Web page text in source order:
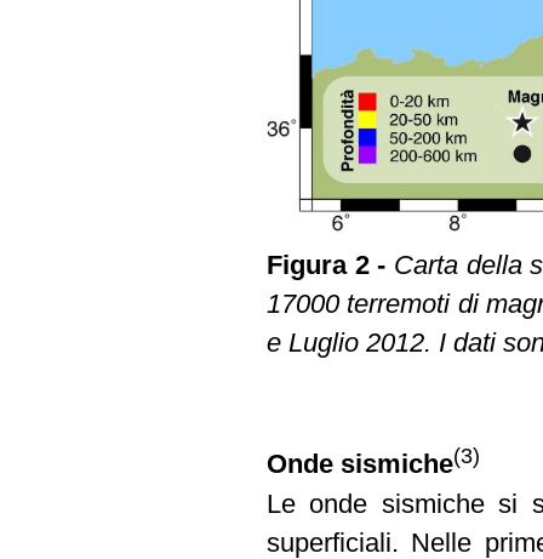
Figura 2 - Carta della
17000 terremoti di
e Luglio 2012. I dati
Onde sismiche(3)
Le onde sismiche si
superficiali. Nelle